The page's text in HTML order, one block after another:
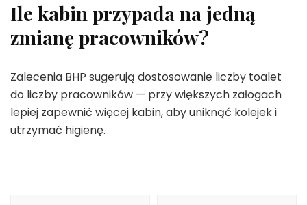
Ile kabin przypada na jedną
zmianę pracowników?
Zalecenia BHP sugerują dostosowanie liczby toalet
do liczby pracowników — przy większych załogach
lepiej zapewnić więcej kabin, aby uniknąć kolejek i
utrzymać higienę.